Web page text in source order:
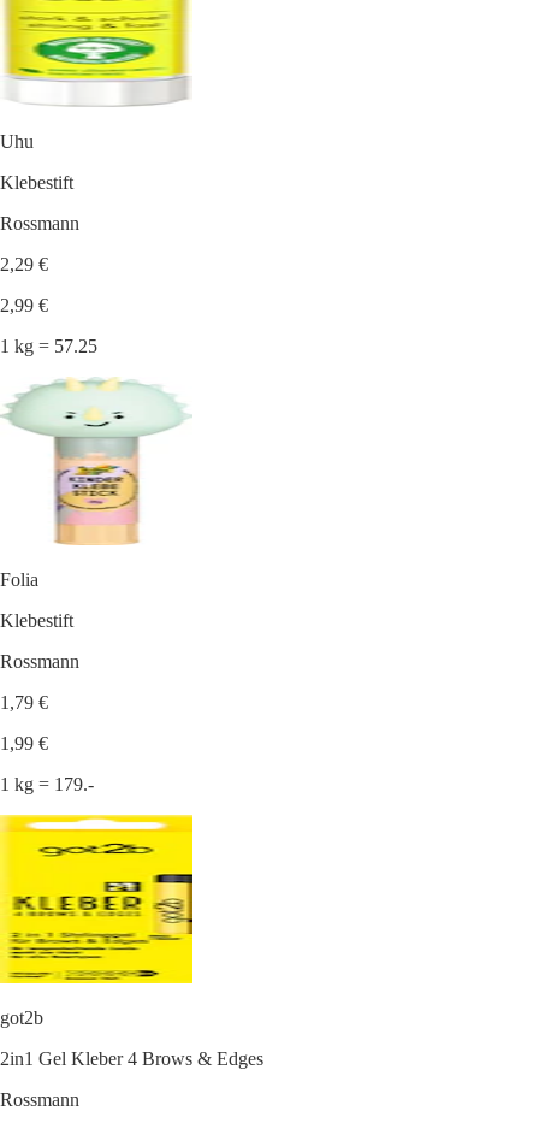
Uhu
Klebestift
Rossmann
2,29 €
2,99 €
1 kg = 57.25
Folia
Klebestift
Rossmann
1,79 €
1,99 €
1 kg = 179.-
got2b
2in1 Gel Kleber 4 Brows & Edges
Rossmann